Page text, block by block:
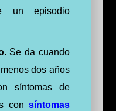
un episodio
Se da cuando
dos años
síntomas de
consíntomas